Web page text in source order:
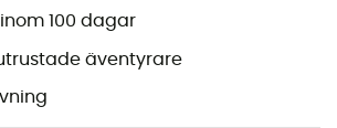
100 dagar
äventyrare
& Gear Cleaner spray
och skyddar befintliga
& Gear Cleaner.